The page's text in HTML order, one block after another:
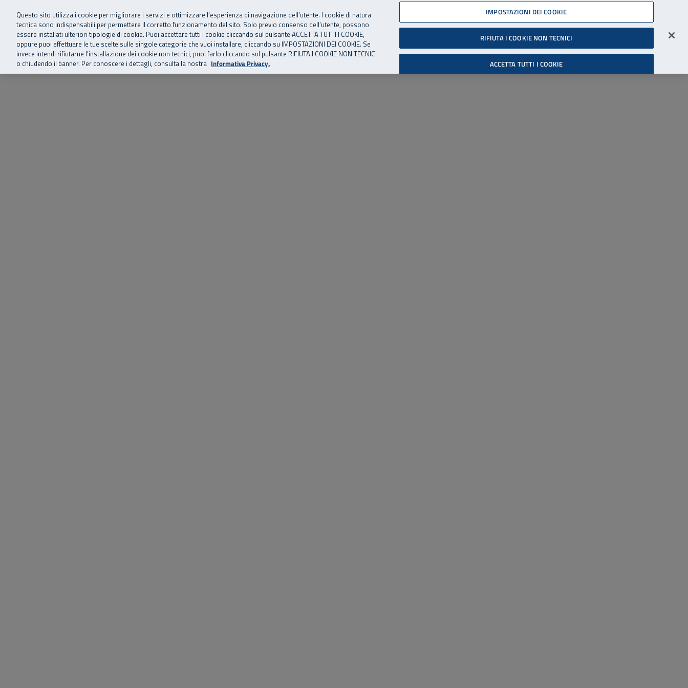
Vai al menu principale
Vai al contenuto principale
Vai al Footer 06 45539607
SuperAbile - il Contact Center Inail per il mondo della disabilità
Home Chi siamo Storie, news ed eventi Risorse utili Supporto Accessibilità
Cerca
Accedi all'area riservata
Questo sito utilizza i cookie per migliorare i servizi e ottimizzare l’esperienza di navigazione dell’utente. I cookie di natura
tecnica sono indispensabili per permettere il corretto funzionamento del sito. Solo previo consenso dell’utente, possono
essere installati ulteriori tipologie di cookie. Puoi accettare tutti i cookie cliccando sul pulsante ACCETTA TUTTI I COOKIE,
oppure puoi effettuare le tue scelte sulle singole categorie che vuoi installare, cliccando su IMPOSTAZIONI DEI COOKIE. Se
invece intendi rifiutarne l’installazione dei cookie non tecnici, puoi farlo cliccando sul pulsante RIFIUTA I COOKIE NON TECNICI
o chiudendo il banner. Per conoscere i dettagli, consulta la nostra Informativa Privacy.
IMPOSTAZIONI DEI COOKIE
RIFIUTA I COOKIE NON TECNICI
ACCETTA TUTTI I COOKIE